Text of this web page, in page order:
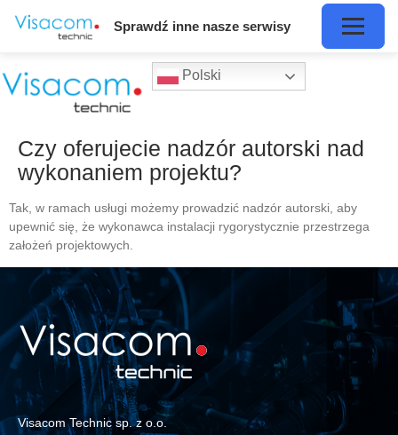
Polski
Czy oferujecie nadzór autorski nad
wykonaniem projektu?
Tak, w ramach usługi możemy prowadzić nadzór autorski, aby
upewnić się, że wykonawca instalacji rygorystycznie przestrzega
założeń projektowych.
Visacom Technic sp. z o.o.
Sprawdź inne nasze serwisy